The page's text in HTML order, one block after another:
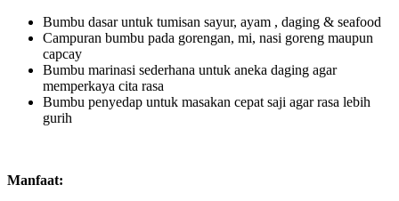
Bumbu dasar untuk tumisan sayur, ayam , daging & seafood
Campuran bumbu pada gorengan, mi, nasi goreng maupun
capcay
Bumbu marinasi sederhana untuk aneka daging agar
memperkaya cita rasa
Bumbu penyedap untuk masakan cepat saji agar rasa lebih
gurih
Manfaat: